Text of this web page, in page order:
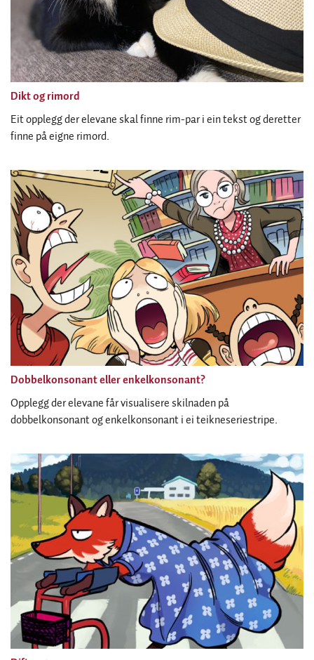
Dikt og rimord
Eit opplegg der elevane skal finne rim-par i ein tekst og deretter
finne på eigne rimord.
Dobbelkonsonant eller enkelkonsonant?
Opplegg der elevane får visualisere skilnaden på
dobbelkonsonant og enkelkonsonant i ei teikneseriestripe.